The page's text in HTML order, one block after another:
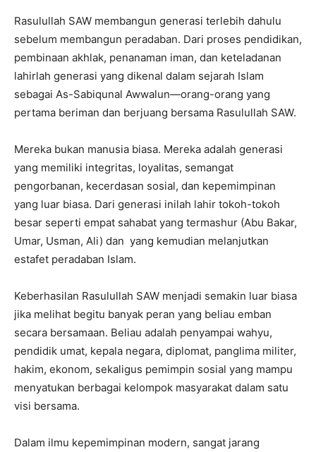
Rasulullah SAW membangun generasi terlebih dahulu
sebelum membangun peradaban. Dari proses pendidikan,
pembinaan akhlak, penanaman iman, dan keteladanan
lahirlah generasi yang dikenal dalam sejarah Islam
sebagai As-Sabiqunal Awwalun—orang-orang yang
pertama beriman dan berjuang bersama Rasulullah SAW.
Mereka bukan manusia biasa. Mereka adalah generasi
yang memiliki integritas, loyalitas, semangat
pengorbanan, kecerdasan sosial, dan kepemimpinan
yang luar biasa. Dari generasi inilah lahir tokoh-tokoh
besar seperti empat sahabat yang termashur (Abu Bakar,
Umar, Usman, Ali) dan yang kemudian melanjutkan
estafet peradaban Islam.
Keberhasilan Rasulullah SAW menjadi semakin luar biasa
jika melihat begitu banyak peran yang beliau emban
secara bersamaan. Beliau adalah penyampai wahyu,
pendidik umat, kepala negara, diplomat, panglima militer,
hakim, ekonom, sekaligus pemimpin sosial yang mampu
menyatukan berbagai kelompok masyarakat dalam satu
visi bersama.
Dalam ilmu kepemimpinan modern, sangat jarang